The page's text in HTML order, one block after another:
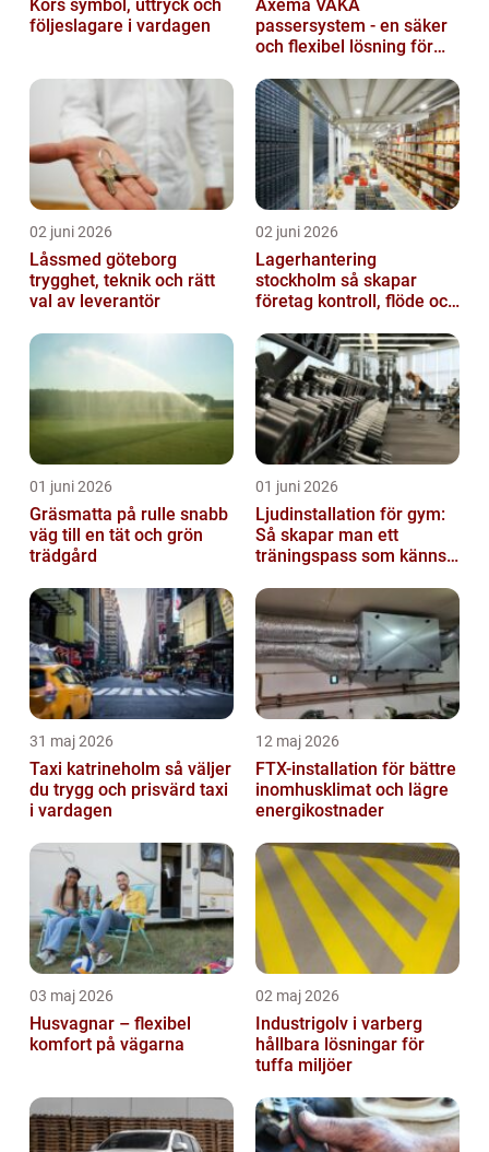
Kors symbol, uttryck och
följeslagare i vardagen
Axema VAKA
passersystem - en säker
och flexibel lösning för
02 juni 2026
Låssmed göteborg
trygghet, teknik och rätt
val av leverantör
02 juni 2026
Lagerhantering
stockholm så skapar
företag kontroll, flöde och
01 juni 2026
Gräsmatta på rulle snabb
väg till en tät och grön
trädgård
01 juni 2026
Ljudinstallation för gym:
Så skapar man ett
träningspass som känns i
31 maj 2026
Taxi katrineholm så väljer
du trygg och prisvärd taxi
i vardagen
12 maj 2026
FTX-installation för bättre
inomhusklimat och lägre
energikostnader
03 maj 2026
Husvagnar – flexibel
komfort på vägarna
02 maj 2026
Industrigolv i varberg
hållbara lösningar för
tuffa miljöer